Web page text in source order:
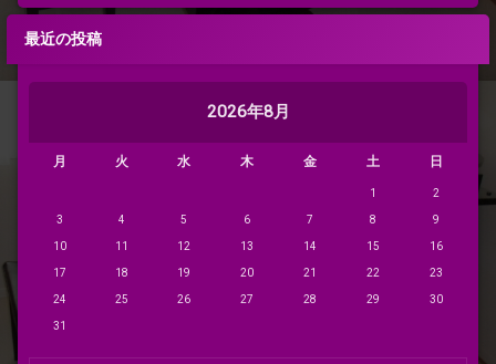
最近の投稿
2026年8月
月 火 水 木 金 土 日
1 2
3 4 5 6 7 8 9
10 11 12 13 14 15 16
17 18 19 20 21 22 23
24 25 26 27 28 29 30
31